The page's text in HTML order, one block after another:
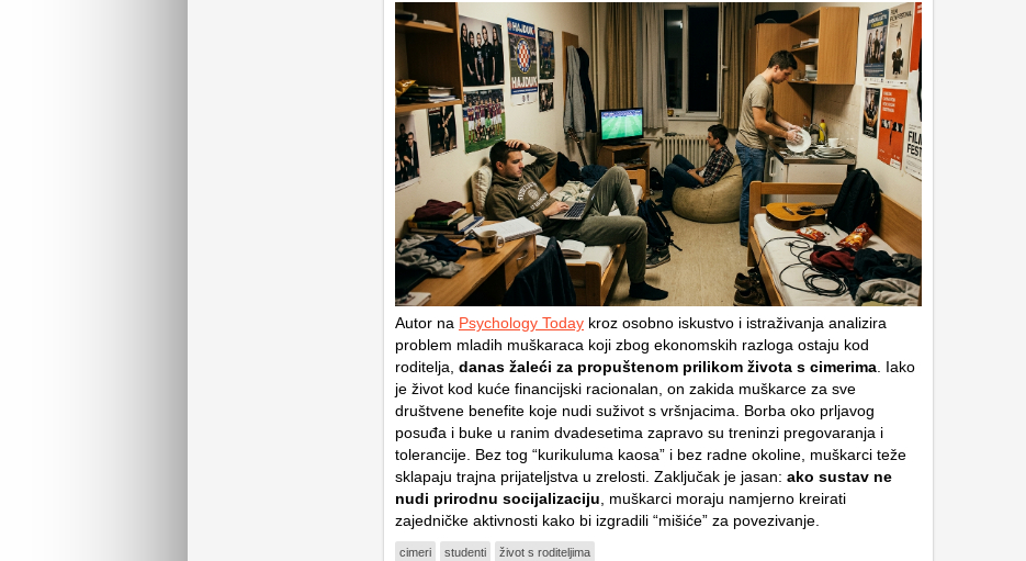
Autor na Psychology Today kroz osobno iskustvo i istraživanja analizira
problem mladih muškaraca koji zbog ekonomskih razloga ostaju kod
roditelja, danas žaleći za propuštenom prilikom života s cimerima. Iako
je život kod kuće financijski racionalan, on zakida muškarce za sve
društvene benefite koje nudi suživot s vršnjacima. Borba oko prljavog
posuđa i buke u ranim dvadesetima zapravo su treninzi pregovaranja i
tolerancije. Bez tog “kurikuluma kaosa” i bez radne okoline, muškarci teže
sklapaju trajna prijateljstva u zrelosti. Zaključak je jasan: ako sustav ne
nudi prirodnu socijalizaciju, muškarci moraju namjerno kreirati
zajedničke aktivnosti kako bi izgradili “mišiće” za povezivanje.
cimeri studenti život s roditeljima